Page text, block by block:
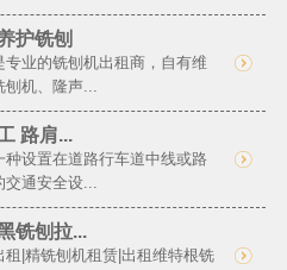
护铣刨
专业的铣刨机出租商，自有维
机、隆声...
路肩...
种设置在道路行车道中线或路
通安全设...
铣刨拉...
|精铣刨机租赁|出租维特根铣